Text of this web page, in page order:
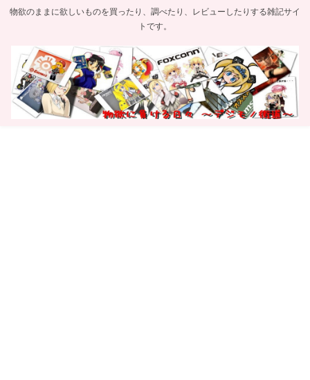
物欲のままに欲しいものを買ったり、調べたり、レビューしたりする雑記サイ
トです。